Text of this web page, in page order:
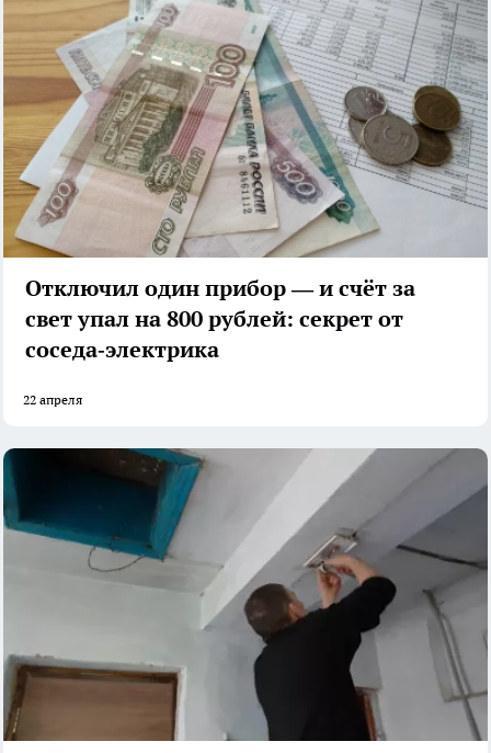
Отключил один прибор — и счёт за
свет упал на 800 рублей: секрет от
соседа‑электрика
22 апреля